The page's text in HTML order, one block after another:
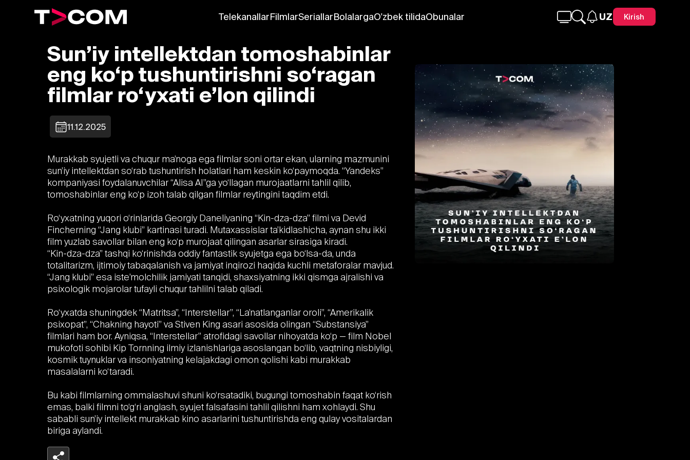
TelekanallarFilmlarSeriallarBolalargaO'zbek tilidaObunalar UZ Kirish
Sun’iy intellektdan tomoshabinlar
eng ko‘p tushuntirishni so‘ragan
filmlar ro‘yxati e’lon qilindi
11.12.2025
Murakkab syujetli va chuqur ma’noga ega filmlar soni ortar ekan, ularning mazmunini
sun’iy intellektdan so‘rab tushuntirish holatlari ham keskin ko‘paymoqda. “Yandeks”
kompaniyasi foydalanuvchilar “Alisa AI”ga yo‘llagan murojaatlarni tahlil qilib,
tomoshabinlar eng ko‘p izoh talab qilgan filmlar reytingini taqdim etdi.
Ro‘yxatning yuqori o‘rinlarida Georgiy Daneliyaning “Kin-dza-dza” filmi va Devid
Fincherning “Jang klubi” kartinasi turadi. Mutaxassislar ta’kidlashicha, aynan shu ikki
film yuzlab savollar bilan eng ko‘p murojaat qilingan asarlar sirasiga kiradi.
“Kin-dza-dza” tashqi ko‘rinishda oddiy fantastik syujetga ega bo‘lsa-da, unda
totalitarizm, ijtimoiy tabaqalanish va jamiyat inqirozi haqida kuchli metaforalar mavjud.
“Jang klubi” esa iste’molchilik jamiyati tanqidi, shaxsiyatning ikki qismga ajralishi va
psixologik mojarolar tufayli chuqur tahlilni talab qiladi.
Ro‘yxatda shuningdek “Matritsa”, “Interstellar”, “La’natlanganlar oroli”, “Amerikalik
psixopat”, “Chakning hayoti” va Stiven King asari asosida olingan “Substansiya”
filmlari ham bor. Ayniqsa, “Interstellar” atrofidagi savollar nihoyatda ko‘p — film Nobel
mukofoti sohibi Kip Tornning ilmiy izlanishlariga asoslangan bo‘lib, vaqtning nisbiyligi,
kosmik tuynuklar va insoniyatning kelajakdagi omon qolishi kabi murakkab
masalalarni ko‘taradi.
Bu kabi filmlarning ommalashuvi shuni ko‘rsatadiki, bugungi tomoshabin faqat ko‘rish
emas, balki filmni to‘g‘ri anglash, syujet falsafasini tahlil qilishni ham xohlaydi. Shu
sababli sun’iy intellekt murakkab kino asarlarini tushuntirishda eng qulay vositalardan
biriga aylandi.